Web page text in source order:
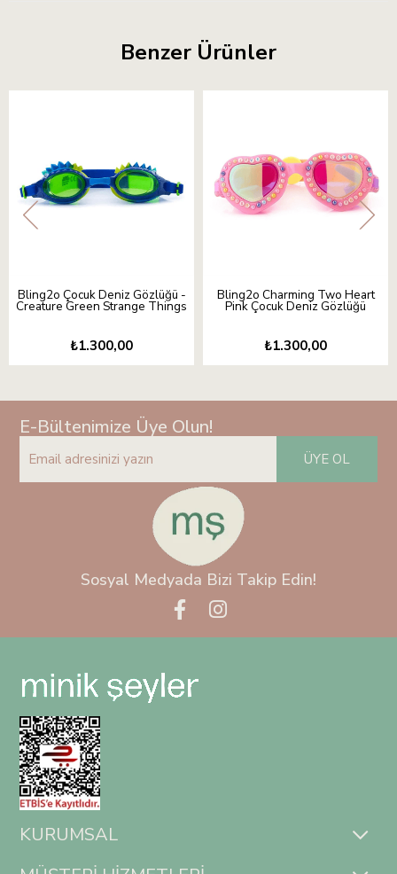
Benzer Ürünler
Bling2o Çocuk Deniz Gözlüğü -
Creature Green Strange Things
₺1.300,00
Bling2o Charming Two Heart
Pink Çocuk Deniz Gözlüğü
₺1.300,00
E-Bültenimize Üye Olun!
ÜYE OL
Sosyal Medyada Bizi Takip Edin!
KURUMSAL